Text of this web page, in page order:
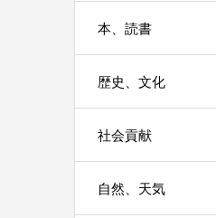
本、読書
歴史、文化
社会貢献
自然、天気